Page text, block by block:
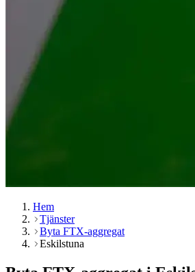
Hem
Tjänster
Byta FTX-aggregat
Eskilstuna